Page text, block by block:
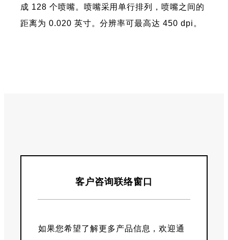
成 128 个喷嘴。喷嘴采用单行排列，喷嘴之间的
距离为 0.020 英寸。分辨率可最高达 450 dpi。
客户咨询联络窗口
如果您希望了解更多产品信息，欢迎通